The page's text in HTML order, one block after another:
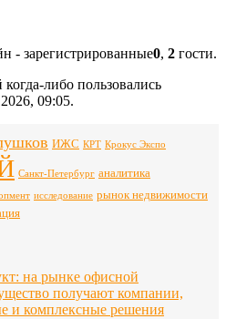
- зарегистрированные0, 2 гости.
либо пользовались
09:05.
ИЖС КРТ Крокус Экспо
Санкт-Петербург аналитика
исследование рынок недвижимости
на рынке офисной
получают компании,
и комплексные решения